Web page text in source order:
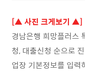
[▲ 사진 크게보기 ▲]
경남은행 희망플러스
청, 대출신청 순으로
업장 기본정보를 입력